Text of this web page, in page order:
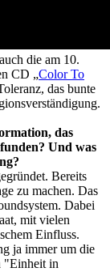
die am 10.
CD „Color To
das bunte
das
Und was
Bereits
zu machen. Das
Dabei
mit vielen
Einfluss.
ja immer um die
"Einheit in